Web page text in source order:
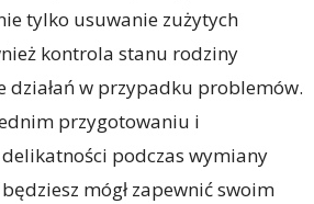
tylko usuwanie zużytych
kontrola stanu rodziny
działań w przypadku problemów.
przygotowaniu i
podczas wymiany
mógł zapewnić swoim